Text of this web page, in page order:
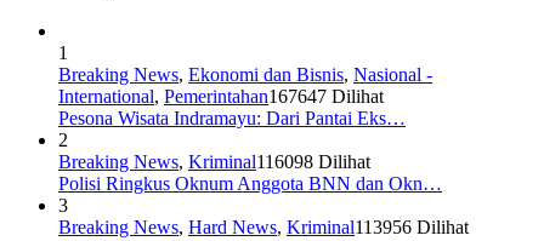
1
Breaking News, Ekonomi dan Bisnis, Nasional -
International, Pemerintahan167647 Dilihat
Pesona Wisata Indramayu: Dari Pantai Eks…
2
Breaking News, Kriminal116098 Dilihat
Polisi Ringkus Oknum Anggota BNN dan Okn…
3
Breaking News, Hard News, Kriminal113956 Dilihat